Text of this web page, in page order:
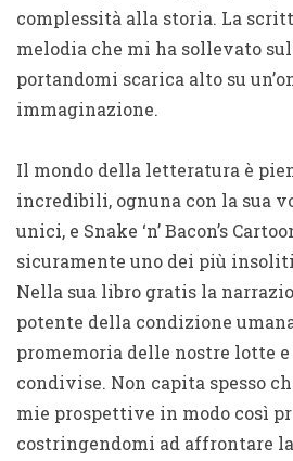
complessità alla storia. La
melodia che mi ha sollevato
portandomi scarica alto su
immaginazione.
Il mondo della letteratura è
incredibili, ognuna con la sua
unici, e Snake ‘n’ Bacon’s
sicuramente uno dei più
Nella sua libro gratis la
potente della condizione
promemoria delle nostre lotte
condivise. Non capita spesso
mie prospettive in modo così
costringendomi ad affrontare